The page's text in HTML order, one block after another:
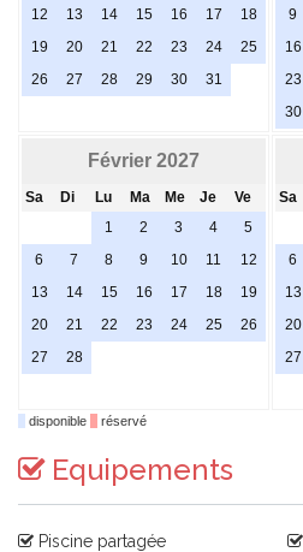
12 13 14 15 16 17
18
19
20 21 22 23 24
25
26
27 28 29 30 31
9
16
23
30
Février 2027
Sa Di Lu Ma Me Je
Ve
1
2 3 4
5
6
7 8 9 10 11
12
13
14 15 16 17 18
19
20
21 22 23 24 25
26
27
28
Sa
6
13
20
27
disponible réservé
Equipements
Piscine partagée